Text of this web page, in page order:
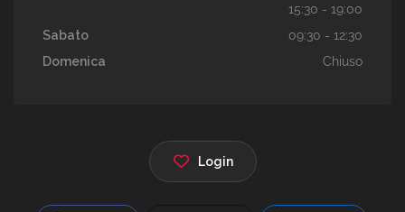
15:30 - 19:00
Sabato
09:30 - 12:30
Domenica
Chiuso
Login